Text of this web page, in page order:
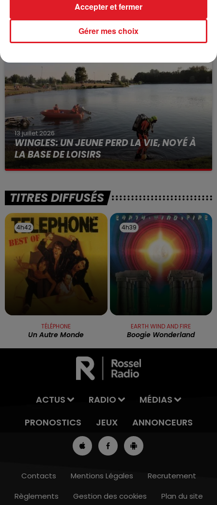
13h00 - 16h00
BÉTHUNE: ENQUÊTE POUR HOMICIDE
VOLONTAIRE EN COURS, APRÈS LA...
Selon les premiers éléments, le logement servait
13 juillet 2026
WINGLES: UN JEUNE PERD LA VIE, NOYÉ À
LA BASE DE LOISIRS
La victime a coulé à pic
TITRES DIFFUSÉS
4h42
4h42
TÉLÉPHONE
Un Autre Monde
4h39
4h39
EARTH WIND AND FIRE
Boogie Wonderland
ACTUS RADIO
MÉDIAS
PRONOSTICS
JEUX ANNONCEURS
Contacts Mentions Légales
Recrutement
Règlements
Gestion des cookies Plan du site
Gérer mes choix
Accepter et fermer